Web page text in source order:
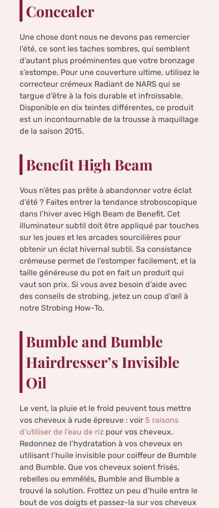
Concealer
Une chose dont nous ne devons pas remercier
l’été, ce sont les taches sombres, qui semblent
d’autant plus proéminentes que votre bronzage
s’estompe. Pour une couverture ultime, utilisez le
correcteur crémeux Radiant de NARS qui se
targue d’être à la fois durable et infroissable.
Disponible en dix teintes différentes, ce produit
est un incontournable de la trousse à maquillage
de la saison 2015.
Benefit High Beam
Vous n’êtes pas prête à abandonner votre éclat
d’été ? Faites entrer la tendance stroboscopique
dans l’hiver avec High Beam de Benefit. Cet
illuminateur subtil doit être appliqué par touches
sur les joues et les arcades sourcilières pour
obtenir un éclat hivernal subtil. Sa consistance
crémeuse permet de l’estomper facilement, et la
taille généreuse du pot en fait un produit qui
vaut son prix. Si vous avez besoin d’aide avec
des conseils de strobing, jetez un coup d’œil à
notre Strobing How-To.
Bumble and Bumble
Hairdresser’s Invisible
Oil
Le vent, la pluie et le froid peuvent tous mettre
vos cheveux à rude épreuve : voir 5 raisons
d’utiliser de l’eau de riz pour vos cheveux.
Redonnez de l’hydratation à vos cheveux en
utilisant l’huile invisible pour coiffeur de Bumble
and Bumble. Que vos cheveux soient frisés,
rebelles ou emmêlés, Bumble and Bumble a
trouvé la solution. Frottez un peu d’huile entre le
bout de vos doigts et passez-la sur vos cheveux